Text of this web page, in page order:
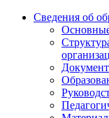
Сведения об